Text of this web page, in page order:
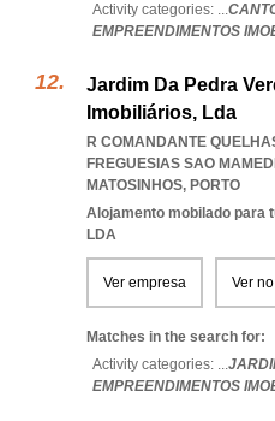
Activity categories: ...
EMPREENDIMENTOS
Jardim Da Pedra
Imobiliários, Lda
R COMANDANTE
FREGUESIAS SAO
MATOSINHOS, PORTO
Alojamento mobilado para
LDA
Ver empresa Ver
Matches in the search for:
Activity categories: ...
EMPREENDIMENTOS